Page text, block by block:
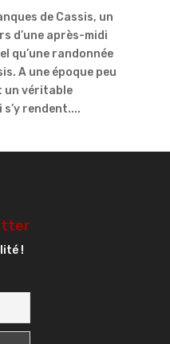
de Cassis, un
d’une après-midi
qu’une randonnée
A une époque peu
un véritable
rendent....
!